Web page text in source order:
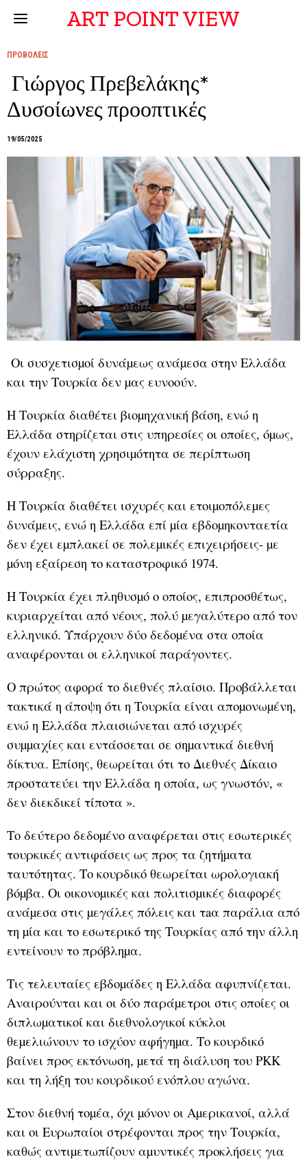
ART POINT VIEW
ΠΡΟΒΟΛΕΙΣ
Γιώργος Πρεβελάκης*
Δυσοίωνες προοπτικές
19/05/2025
Οι συσχετισµοί δυνάµεως ανάµεσα στην Ελλάδα
και την Τουρκία δεν µας ευνοούν.
Η Τουρκία διαθέτει βιοµηχανική βάση, ενώ η
Ελλάδα στηρίζεται στις υπηρεσίες οι οποίες, όµως,
έχουν ελάχιστη χρησιµότητα σε περίπτωση
σύρραξης.
Η Τουρκία διαθέτει ισχυρές και ετοιµοπόλεµες
δυνάµεις, ενώ η Ελλάδα επί µία εβδοµηκονταετία
δεν έχει εµπλακεί σε πολεµικές επιχειρήσεις- µε
µόνη εξαίρεση το καταστροφικό 1974.
Η Τουρκία έχει πληθυσµό ο οποίος, επιπροσθέτως,
κυριαρχείται από νέους, πολύ µεγαλύτερο από τον
ελληνικό. Υπάρχουν δύο δεδοµένα στα οποία
αναφέρονται οι ελληνικοί παράγοντες.
Ο πρώτος αφορά το διεθνές πλαίσιο. Προβάλλεται
τακτικά η άποψη ότι η Τουρκία είναι αποµονωµένη,
ενώ η Ελλάδα πλαισιώνεται από ισχυρές
συµµαχίες και εντάσσεται σε σηµαντικά διεθνή
δίκτυα. Επίσης, θεωρείται ότι το Διεθνές Δίκαιο
προστατεύει την Ελλάδα η οποία, ως γνωστόν, «
δεν διεκδικεί τίποτα ».
Το δεύτερο δεδοµένο αναφέρεται στις εσωτερικές
τουρκικές αντιφάσεις ως προς τα ζητήµατα
ταυτότητας. Το κουρδικό θεωρείται ωρολογιακή
βόµβα. Οι οικονοµικές και πολιτισµικές διαφορές
ανάµεσα στις µεγάλες πόλεις και τaα παράλια από
τη µία και το εσωτερικό της Τουρκίας από την άλλη
εντείνουν το πρόβληµα.
Τις τελευταίες εβδοµάδες η Ελλάδα αφυπνίζεται.
Αναιρούνται και οι δύο παράµετροι στις οποίες οι
διπλωµατικοί και διεθνολογικοί κύκλοι
θεµελιώνουν το ισχύον αφήγηµα. Το κουρδικό
βαίνει προς εκτόνωση, µετά τη διάλυση του PKK
και τη λήξη του κουρδικού ενόπλου αγώνα.
Στον διεθνή τοµέα, όχι µόνον οι Αµερικανοί, αλλά
και οι Ευρωπαίοι στρέφονται προς την Τουρκία,
καθώς αντιµετωπίζουν αµυντικές προκλήσεις για